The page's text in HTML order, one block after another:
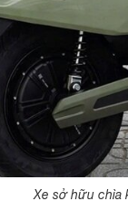
Xe sở hữu chìa